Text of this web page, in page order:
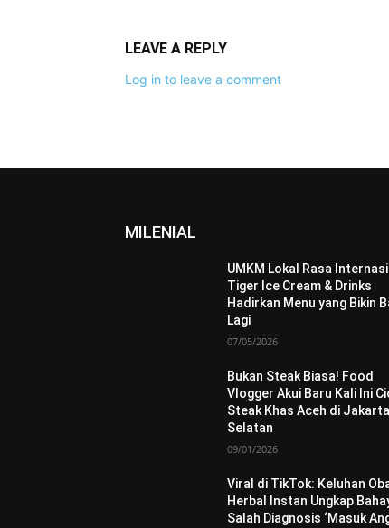
LEAVE A REPLY
Log in to leave a comment
MILENIAL
UMKM Lokal Rasa
Tiger Ice Cream & Drinks
Hadirkan Menu yang Bikin
Lagi
07/05/2026
Bukan Steak Biasa! Food
Vlogger Akui Baru Kali Ini
Steak Khas Aceh di Jakarta
Selatan
09/01/2026
Viral di TikTok: Keluhan
Herbal Instan Ungkap
Salah Diagnosis ‘Masuk